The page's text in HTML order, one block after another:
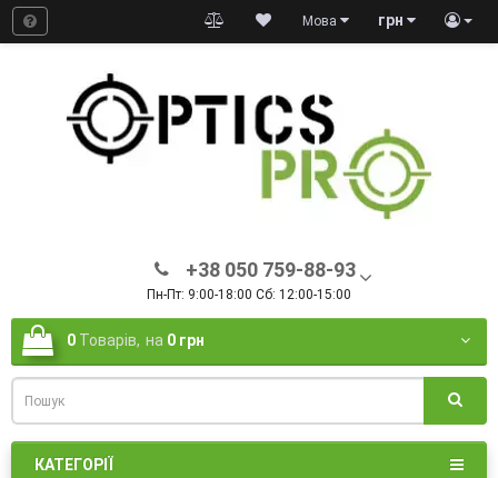
грн
Мова
+38 050 759-88-93
Пн-Пт: 9:00-18:00 Сб: 12:00-15:00
0 Товарів, на 0 грн
КАТЕГОРІЇ